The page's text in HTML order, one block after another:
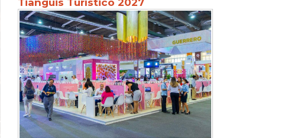
Tianguis Turístico 2027